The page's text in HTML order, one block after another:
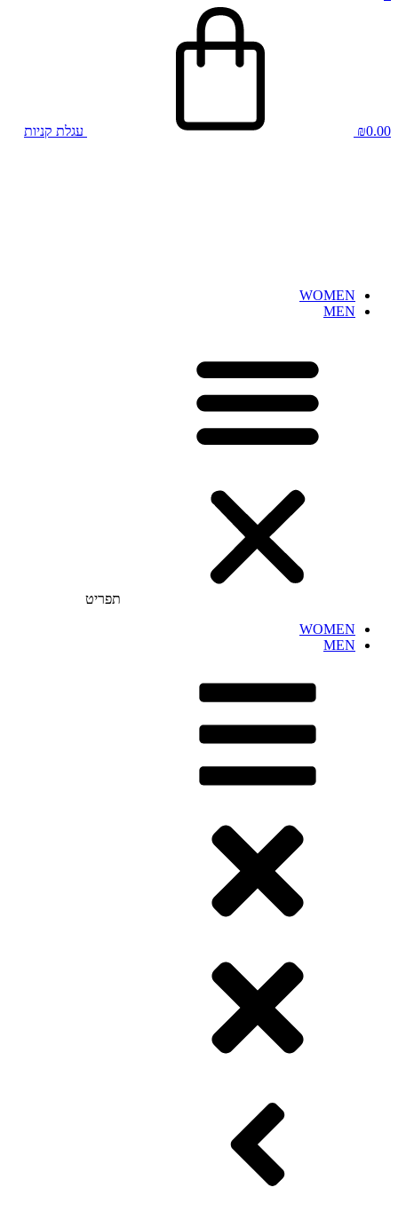
₪0.00 עגלת קניות
WOMEN
MEN
תפריט
WOMEN
MEN